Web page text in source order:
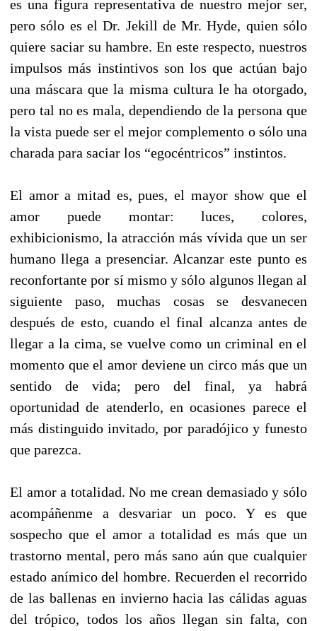
es una figura representativa de nuestro mejor ser,
pero sólo es el Dr. Jekill de Mr. Hyde, quien sólo
quiere saciar su hambre. En este respecto, nuestros
impulsos más instintivos son los que actúan bajo
una máscara que la misma cultura le ha otorgado,
pero tal no es mala, dependiendo de la persona que
la vista puede ser el mejor complemento o sólo una
charada para saciar los “egocéntricos” instintos.
El amor a mitad es, pues, el mayor show que el
amor puede montar: luces, colores,
exhibicionismo, la atracción más vívida que un ser
humano llega a presenciar. Alcanzar este punto es
reconfortante por sí mismo y sólo algunos llegan al
siguiente paso, muchas cosas se desvanecen
después de esto, cuando el final alcanza antes de
llegar a la cima, se vuelve como un criminal en el
momento que el amor deviene un circo más que un
sentido de vida; pero del final, ya habrá
oportunidad de atenderlo, en ocasiones parece el
más distinguido invitado, por paradójico y funesto
que parezca.
El amor a totalidad. No me crean demasiado y sólo
acompáñenme a desvariar un poco. Y es que
sospecho que el amor a totalidad es más que un
trastorno mental, pero más sano aún que cualquier
estado anímico del hombre. Recuerden el recorrido
de las ballenas en invierno hacia las cálidas aguas
del trópico, todos los años llegan sin falta, con